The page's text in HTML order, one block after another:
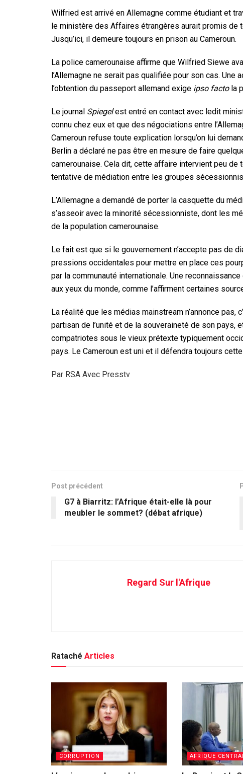
Wilfried est arrivé en Allemagne comme étudiant et
le ministère des Affaires étrangères aurait promis de
Jusqu’ici, il demeure toujours en prison au Cameroun.
La police camerounaise affirme que Wilfried Siewe
l’Allemagne ne serait pas qualifiée pour son cas.
l’obtention du passeport allemand exige ipso factola
Le journal Spiegelest entré en contact avec ledit
connu chez eux et que des négociations entre
Cameroun refuse toute explication lorsqu’on lui
Berlin a déclaré ne pas être en mesure de faire
camerounaise. Cela dit, cette affaire intervient peu
tentative de médiation entre les groupes
L’Allemagne a demandé de porter la casquette du
s’asseoir avec la minorité sécessionniste, dont les
de la population camerounaise.
Le fait est que si le gouvernement n’accepte pas de
pressions occidentales pour mettre en place ces
par la communauté internationale. Une
aux yeux du monde, comme l’affirment certaines
La réalité que les médias mainstream n’annonce
partisan de l’unité et de la souveraineté de son pays,
compatriotes sous le vieux prétexte typiquement
pays. Le Cameroun est uni et il défendra toujours cette
Par RSA Avec Presstv
Post précédent
G7 à Biarritz: l’Afrique était-elle là pour
meubler le sommet? (débat afrique)
Regard Sur l'Afrique
Rataché Articles
CORRUPTION AFRIQUE